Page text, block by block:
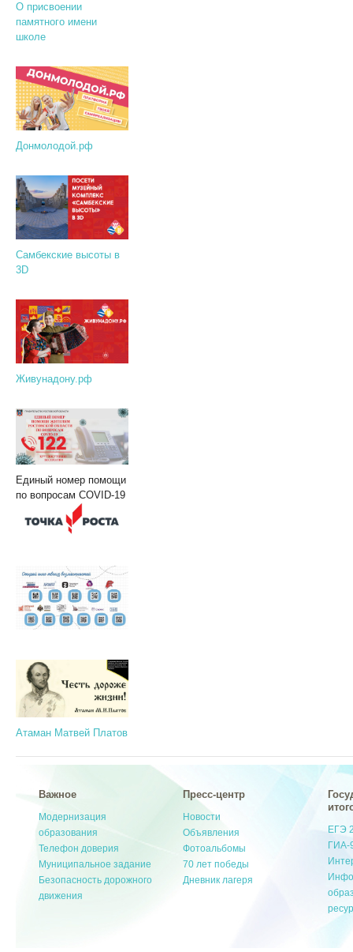
О присвоении
памятного имени
школе
Донмолодой.рф
Самбекские высоты в
3D
Живунадону.рф
Единый номер помощи
по вопросам COVID-19
Атаман Матвей Платов
Важное
Модернизация
образования
Телефон доверия
Муниципальное задание
Безопасность дорожного
движения
Пресс-центр
Новости
Объявления
Фотоальбомы
70 лет победы
Дневник лагеря
ЕГЭ
ГИА-